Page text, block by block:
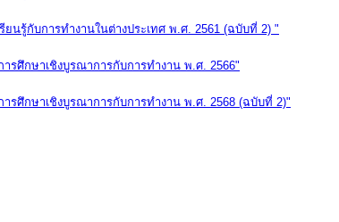
นรู้กับการทำงานในต่างประเทศ พ.ศ. 2561 (ฉบับที่ 2) "
ศึกษาเชิงบูรณาการกับการทำงาน พ.ศ. 2566"
ศึกษาเชิงบูรณาการกับการทำงาน พ.ศ. 2568 (ฉบับที่ 2)"